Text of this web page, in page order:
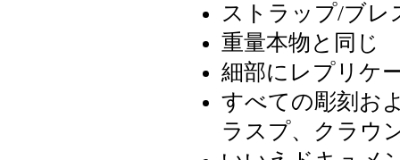
ストラップ/ブレ
重量本物と同じ
細部にレプリケ
すべての彫刻お
ラスプ、クラウ